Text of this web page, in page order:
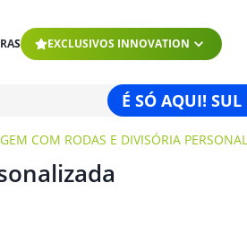
EXCLUSIVOS INNOVATION
É SÓ AQUI! SUL
COM RODAS E DIVISÓRIA